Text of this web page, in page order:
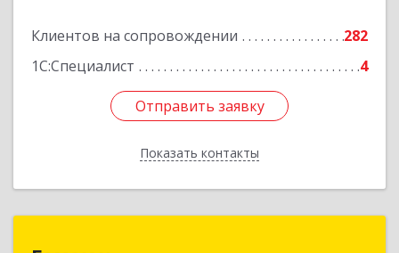
Клиентов на сопровождении
282
1С:Специалист
4
Отправить заявку
Показать контакты
Отправить заявку
Назад